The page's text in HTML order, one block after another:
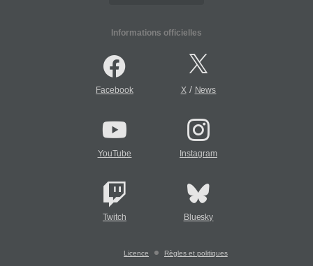
Informations officielles
Facebook X/ News
YouTube Instagram
Twitch Bluesky
Licence Règles et politiques